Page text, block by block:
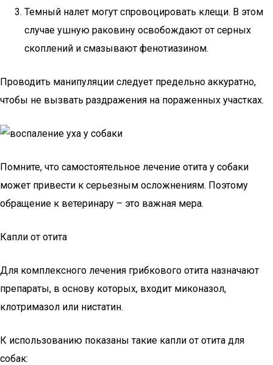
Темный налет могут спровоцировать клещи. В этом
случае ушную раковину освобождают от серных
скоплений и смазывают фенотиазином.
Проводить манипуляции следует предельно аккуратно,
чтобы не вызвать раздражения на пораженных участках.
Помните, что самостоятельное лечение отита у собаки
может привести к серьезным осложнениям. Поэтому
обращение к ветеринару – это важная мера.
Капли от отита
Для комплексного лечения грибкового отита назначают
препараты, в основу которых, входит миконазол,
клотримазол или нистатин.
К использованию показаны такие капли от отита для
собак: